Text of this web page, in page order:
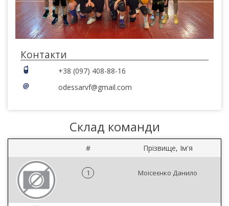
Контакти
+38 (097) 408-88-16
odessarvf@gmail.com
Склад команди
# Прізвище, Ім'я
1 Моісеєнко Данило